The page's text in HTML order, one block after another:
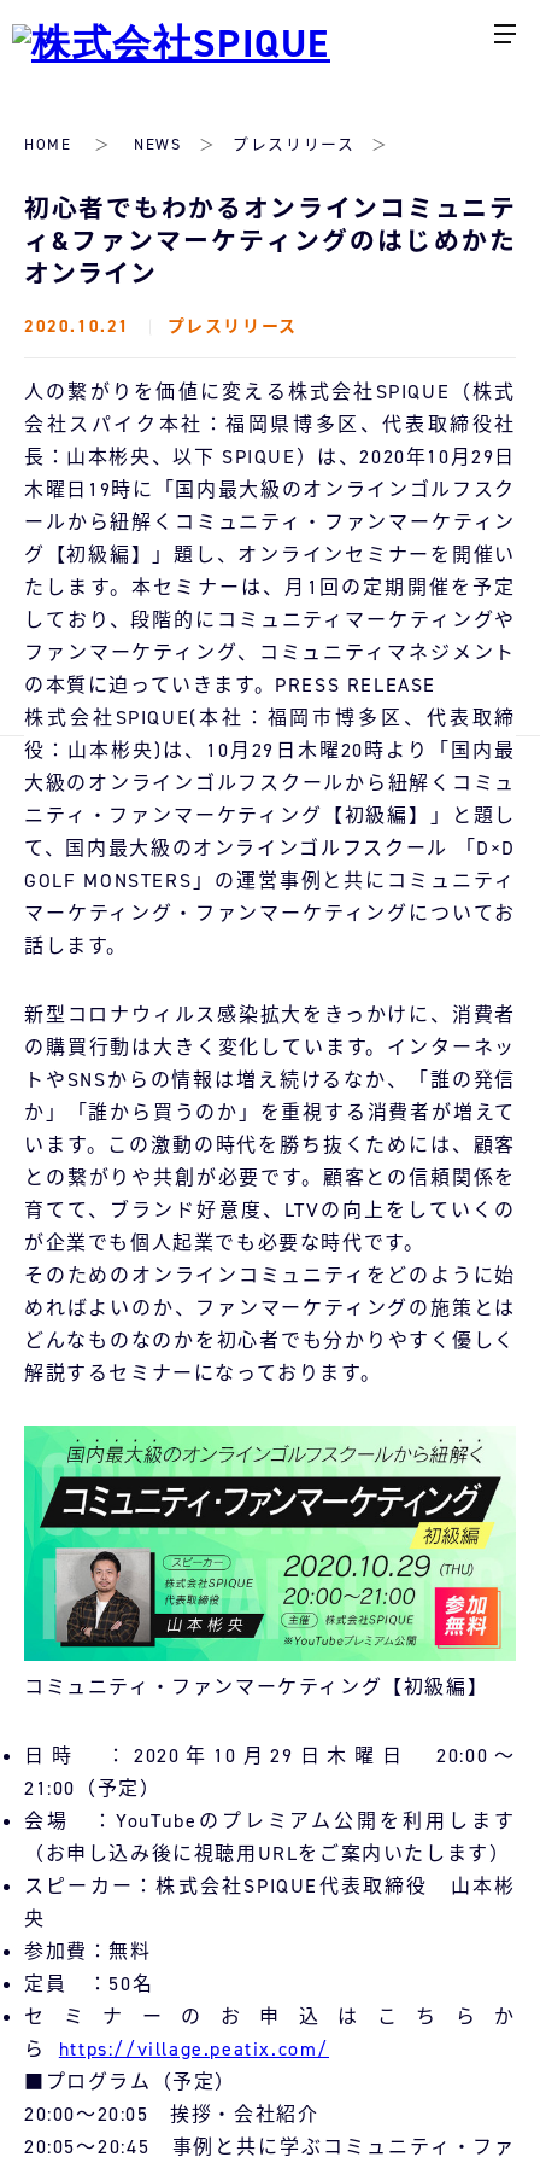
HOME NEWS プレスリリース
初心者でもわかるオンラインコミュニテ
ィ&ファンマーケティングのはじめかた
オンライン
2020.10.21 プレスリリース
人の繋がりを価値に変える株式会社SPIQUE（株式
会社スパイク本社：福岡県博多区、代表取締役社
長：⼭本彬央、以下 SPIQUE）は、2020年10月29日
木曜日19時に「国内最大級のオンラインゴルフスク
ールから紐解くコミュニティ・ファンマーケティン
グ【初級編】」題し、オンラインセミナーを開催い
たします。本セミナーは、月1回の定期開催を予定
しており、段階的にコミュニティマーケティングや
ファンマーケティング、コミュニティマネジメント
の本質に迫っていきます。PRESS RELEASE
株式会社SPIQUE(本社：福岡市博多区、代表取締
役：⼭本彬央)は、10月29日木曜20時より「国内最
大級のオンラインゴルフスクールから紐解くコミュ
ニティ・ファンマーケティング【初級編】」と題し
て、国内最大級のオンラインゴルフスクール 「D×D
GOLF MONSTERS」の運営事例と共にコミュニティ
マーケティング・ファンマーケティングについてお
話します。
新型コロナウィルス感染拡大をきっかけに、消費者
の購買行動は大きく変化しています。インターネッ
トやSNSからの情報は増え続けるなか、「誰の発信
か」「誰から買うのか」を重視する消費者が増えて
います。この激動の時代を勝ち抜くためには、顧客
との繋がりや共創が必要です。顧客との信頼関係を
育てて、ブランド好意度、LTVの向上をしていくの
が企業でも個人起業でも必要な時代です。
そのためのオンラインコミュニティをどのように始
めればよいのか、ファンマーケティングの施策とは
どんなものなのかを初心者でも分かりやすく優しく
解説するセミナーになっております。
コミュニティ・ファンマーケティング【初級編】
日時 ：2020年10月29日木曜日 20:00〜
21:00（予定）
会場 ：YouTubeのプレミアム公開を利用します
（お申し込み後に視聴用URLをご案内いたします）
スピーカー：株式会社SPIQUE代表取締役 山本彬
央
参加費：無料
定員 ：50名
セミナーのお申込はこちらか
ら https://village.peatix.com/
■プログラム（予定）
20:00〜20:05 挨拶・会社紹介
20:05〜20:45 事例と共に学ぶコミュニティ・ファ